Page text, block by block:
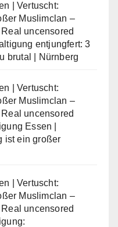
| Vertuscht:
Muslimclan –
uncensored
entjungfert: 3
brutal | Nürnberg
| Vertuscht:
Muslimclan –
uncensored
Essen |
ist ein großer
| Vertuscht:
Muslimclan –
uncensored